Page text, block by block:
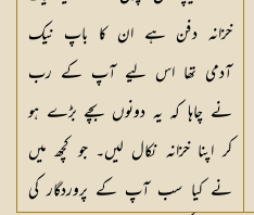
خزانہ دفن ہے ان کا باپ نیک
آدمی تھا اس لیے آپ کے رب
نے چاہا کہ یہ دونوں بچے بڑے ہو
کر اپنا خزانہ نکال لیں۔ جو کچھ میں
نے کیا سب آپ کے پروردگار کی